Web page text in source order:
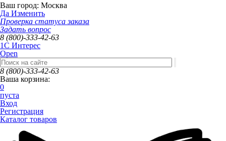
Ваш город: Москва
Да Изменить
Проверка статуса заказа
Задать вопрос
8 (800)-333-42-63
1C Интерес
Open
8 (800)-333-42-63
Ваша корзина:
0
пуста
Вход
Регистрация
Каталог товаров